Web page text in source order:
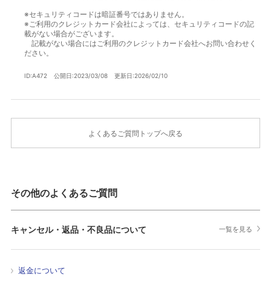
※セキュリティコードは暗証番号ではありません。
※ご利用のクレジットカード会社によっては、セキュリティコードの記
載がない場合がございます。
記載がない場合にはご利用のクレジットカード会社へお問い合わせく
ださい。
ID:A472 公開日:2023/03/08 更新日:2026/02/10
よくあるご質問トップへ戻る
その他のよくあるご質問
キャンセル・返品・不良品について 一覧を見る
返金について